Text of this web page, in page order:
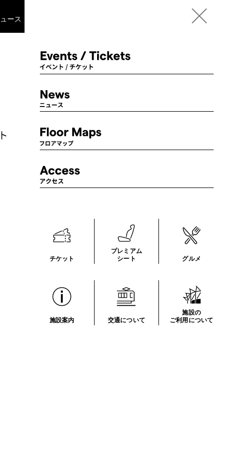
ース
チケット
プレミアム
シート
グルメ
施設案内 交通について
施設の
ご利用について